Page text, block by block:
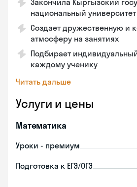
Закончила Кыргызский
национальный университет
Создает дружественную и
атмосферу на занятиях
Подбирает
каждому ученику
Читать дальше
Услуги и цены
Математика
Уроки - премиум
Подготовка к ЕГЭ/ОГЭ